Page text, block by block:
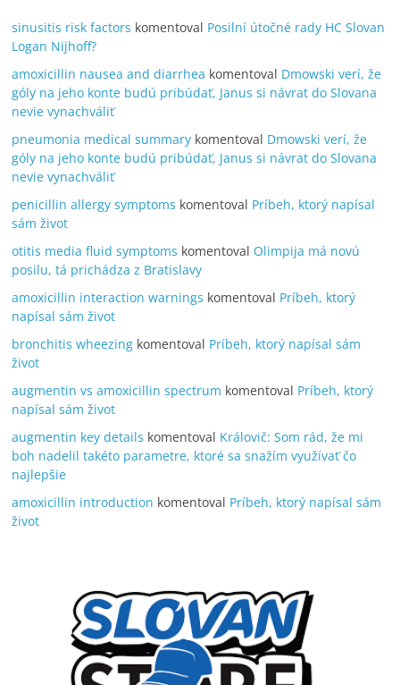
sinusitis risk factors komentoval Posilní útočné rady HC Slovan
Logan Nijhoff?
amoxicillin nausea and diarrhea komentoval Dmowski verí, že
góly na jeho konte budú pribúdať, Janus si návrat do Slovana
nevie vynachváliť
pneumonia medical summary komentoval Dmowski verí, že
góly na jeho konte budú pribúdať, Janus si návrat do Slovana
nevie vynachváliť
penicillin allergy symptoms komentoval Príbeh, ktorý napísal
sám život
otitis media fluid symptoms komentoval Olimpija má novú
posilu, tá prichádza z Bratislavy
amoxicillin interaction warnings komentoval Príbeh, ktorý
napísal sám život
bronchitis wheezing komentoval Príbeh, ktorý napísal sám
život
augmentin vs amoxicillin spectrum komentoval Príbeh, ktorý
napísal sám život
augmentin key details komentoval Královič: Som rád, že mi
boh nadelil takéto parametre, ktoré sa snažím využívať čo
najlepšie
amoxicillin introduction komentoval Príbeh, ktorý napísal sám
život